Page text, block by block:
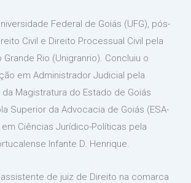
Federal de Goiás (UFG), pós-
Civil e Direito Processual Civil pela
Rio (Unigranrio). Concluiu o
em Administrador Judicial pela
Magistratura do Estado de Goiás
Superior da Advocacia de Goiás (ESA-
em Ciências Jurídico-Políticas pela
Infante D. Henrique.
de juiz de Direito na comarca